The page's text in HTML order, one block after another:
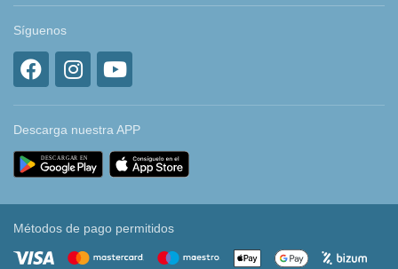
Síguenos
Descarga nuestra APP
Métodos de pago permitidos